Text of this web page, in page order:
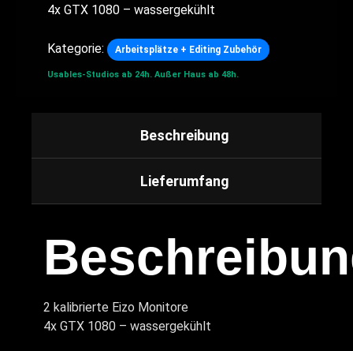
4x GTX 1080 – wassergekühlt
Kategorie: Arbeitsplätze + Editing Zubehör
Usables-Studios ab 24h. Außer Haus ab 48h.
Beschreibung
Lieferumfang
2 kalibrierte Eizo Monitore
4x GTX 1080 – wassergekühlt